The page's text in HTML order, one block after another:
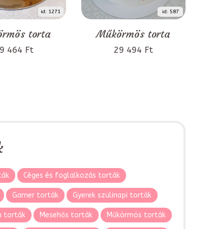
id: 1271
torta
464 Ft
id: 587
Műkörmös torta
29 494 Ft
Céges és foglalkozás torták
Gamer torták Gyerek szülinapi torták
torták Mesehős torták Műkörmös torták